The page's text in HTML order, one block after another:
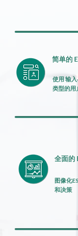
简单的
使用 输
类型的用
全面的
图像化
和决策